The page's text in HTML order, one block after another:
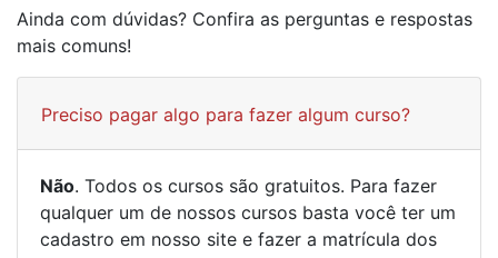
Ainda com dúvidas? Confira as perguntas e respostas
mais comuns!
Preciso pagar algo para fazer algum curso?
Não. Todos os cursos são gratuitos. Para fazer
qualquer um de nossos cursos basta você ter um
cadastro em nosso site e fazer a matrícula dos